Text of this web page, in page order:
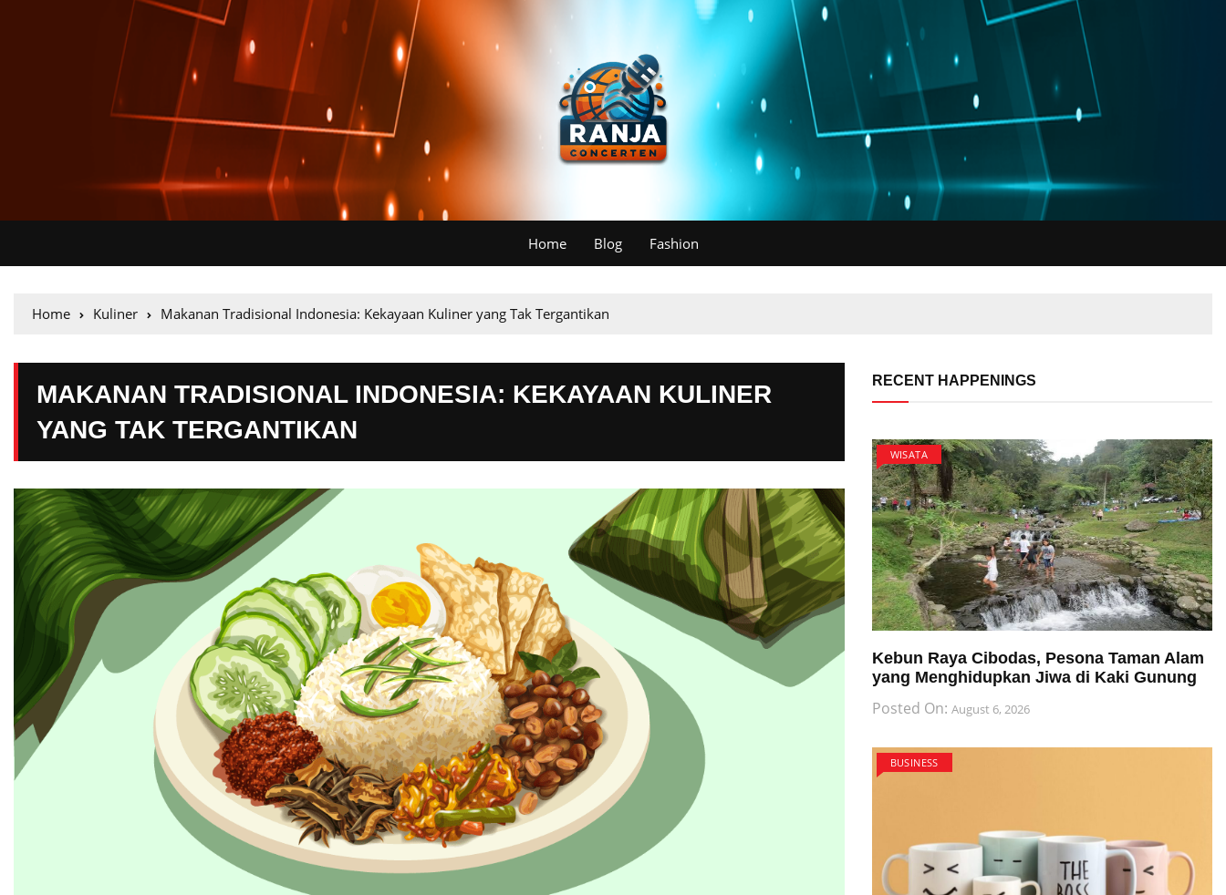
Home Blog Fashion
Home Kuliner Makanan Tradisional Indonesia: Kekayaan Kuliner yang Tak Tergantikan
MAKANAN TRADISIONAL INDONESIA: KEKAYAAN KULINER
YANG TAK TERGANTIKAN
RECENT HAPPENINGS
WISATA
Kebun Raya Cibodas, Pesona Taman Alam
yang Menghidupkan Jiwa di Kaki Gunung
Posted On: August 6, 2026
BUSINESS